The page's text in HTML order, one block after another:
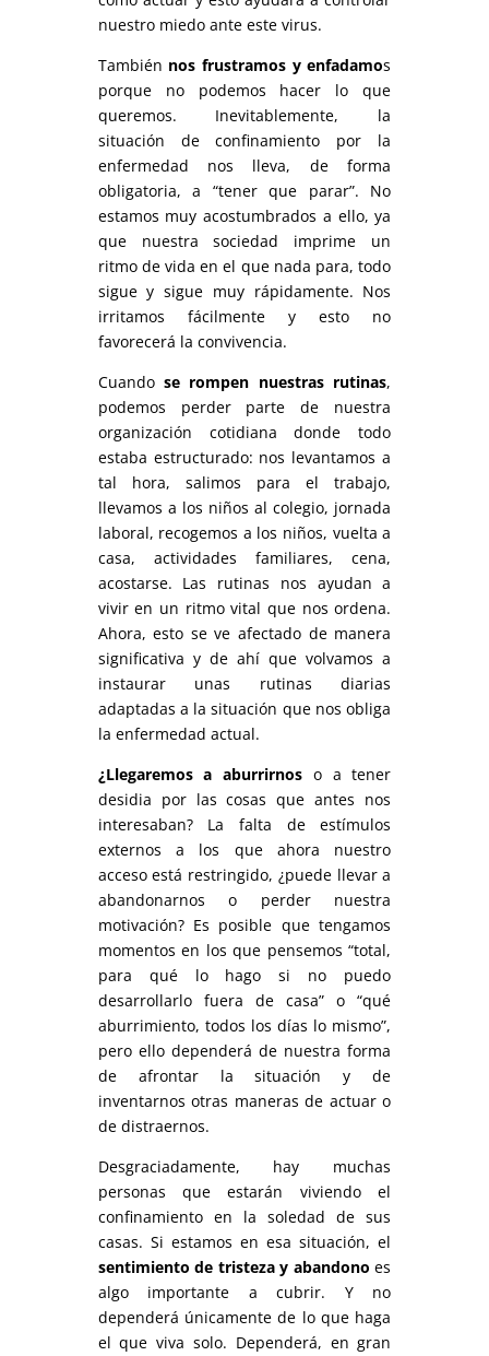
nuestro miedo ante este virus.
También nos frustramos y enfadamos
porque no podemos hacer lo que
queremos. Inevitablemente, la
situación de confinamiento por la
enfermedad nos lleva, de forma
obligatoria, a “tener que parar”. No
estamos muy acostumbrados a ello, ya
que nuestra sociedad imprime un
ritmo de vida en el que nada para, todo
sigue y sigue muy rápidamente. Nos
irritamos fácilmente y esto no
favorecerá la convivencia.
Cuandose rompen nuestras rutinas,
podemos perder parte de nuestra
organización cotidiana donde todo
estaba estructurado: nos levantamos a
tal hora, salimos para el trabajo,
llevamos a los niños al colegio, jornada
laboral, recogemos a los niños, vuelta a
casa, actividades familiares, cena,
acostarse. Las rutinas nos ayudan a
vivir en un ritmo vital que nos ordena.
Ahora, esto se ve afectado de manera
significativa y de ahí que volvamos a
instaurar unas rutinas diarias
adaptadas a la situación que nos obliga
la enfermedad actual.
¿Llegaremos a aburrirnos o a tener
desidia por las cosas que antes nos
interesaban? La falta de estímulos
externos a los que ahora nuestro
acceso está restringido, ¿puede llevar a
abandonarnos o perder nuestra
motivación? Es posible que tengamos
momentos en los que pensemos “total,
para qué lo hago si no puedo
desarrollarlo fuera de casa” o “qué
aburrimiento, todos los días lo mismo”,
pero ello dependerá de nuestra forma
de afrontar la situación y de
inventarnos otras maneras de actuar o
de distraernos.
Desgraciadamente, hay muchas
personas que estarán viviendo el
confinamiento en la soledad de sus
casas. Si estamos en esa situación, el
sentimiento de tristeza y abandono es
algo importante a cubrir. Y no
dependerá únicamente de lo que haga
el que viva solo. Dependerá, en gran